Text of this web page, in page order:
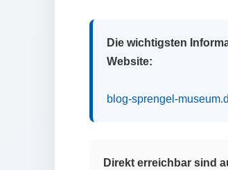
Die wichtigsten
Website:
blog-sprengel-
Direkt erreichbar sind